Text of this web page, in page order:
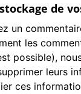
de
un
les
possible),
leurs
ces